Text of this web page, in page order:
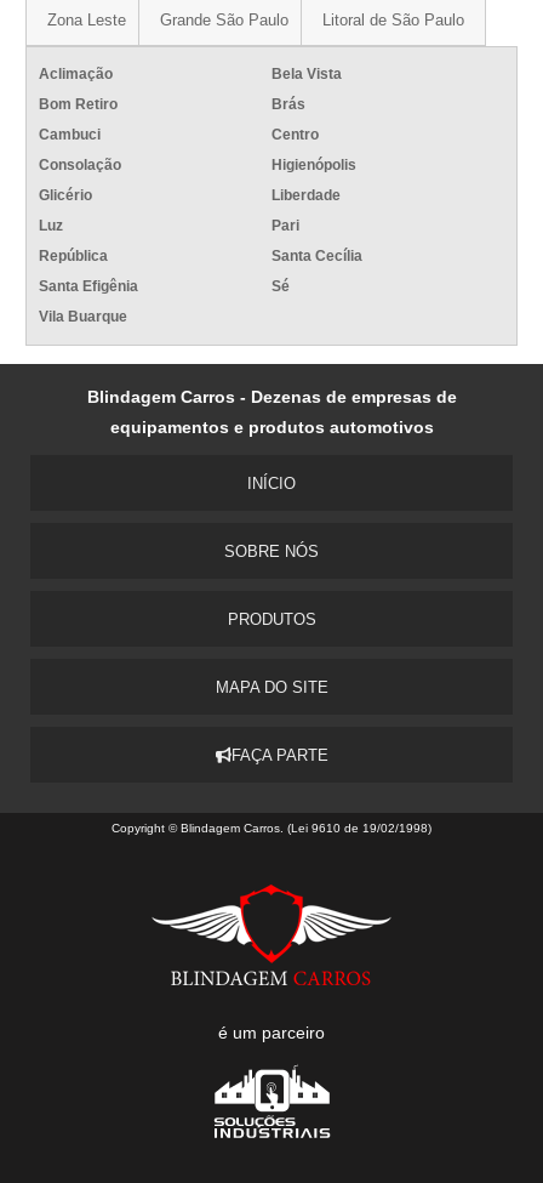
Zona Leste Grande São Paulo Litoral de São Paulo
Aclimação
Bela Vista
Bom Retiro
Brás
Cambuci
Centro
Consolação
Higienópolis
Glicério
Liberdade
Luz
Pari
República
Santa Cecília
Santa Efigênia
Sé
Vila Buarque
Blindagem Carros - Dezenas de empresas de
equipamentos e produtos automotivos
INÍCIO
SOBRE NÓS
PRODUTOS
MAPA DO SITE
FAÇA PARTE
Copyright © Blindagem Carros. (Lei 9610 de 19/02/1998)
é um parceiro